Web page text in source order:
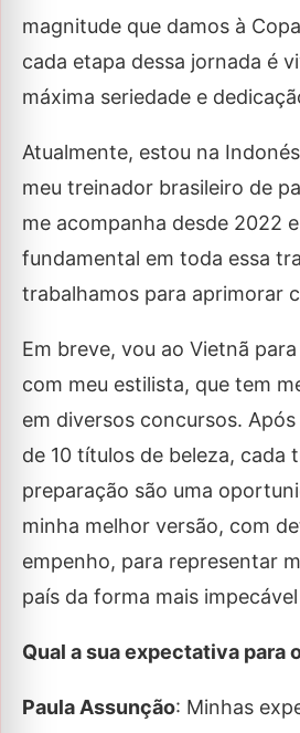
magnitude que damos à
cada etapa dessa jornada é
máxima seriedade e
Atualmente, estou na
meu treinador brasileiro de
me acompanha desde 2022
fundamental em toda essa
trabalhamos para aprimorar
Em breve, vou ao Vietnã
com meu estilista, que tem
em diversos concursos.
de 10 títulos de beleza, cada
preparação são uma
minha melhor versão, com
empenho, para representar
país da forma mais
Qual a sua expectativa para
Paula Assunção: Minhas